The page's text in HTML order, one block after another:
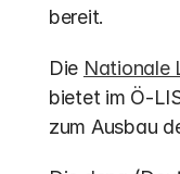
bereit.
Die Nationale
bietet im Ö-
zum Ausbau